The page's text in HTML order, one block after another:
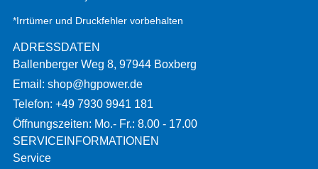
*Irrtümer und Druckfehler vorbehalten
ADRESSDATEN
Ballenberger Weg 8, 97944 Boxberg
Email: shop@hgpower.de
Telefon: +49 7930 9941 181
Öffnungszeiten: Mo.- Fr.: 8.00 - 17.00
SERVICEINFORMATIONEN
Service